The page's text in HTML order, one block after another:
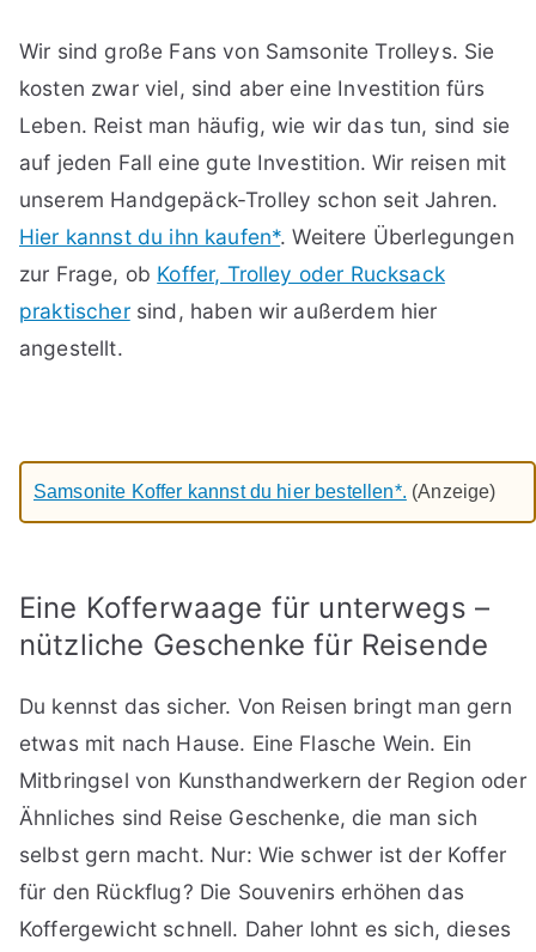
Wir sind große Fans von Samsonite Trolleys. Sie
kosten zwar viel, sind aber eine Investition fürs
Leben. Reist man häufig, wie wir das tun, sind sie
auf jeden Fall eine gute Investition. Wir reisen mit
unserem Handgepäck-Trolley schon seit Jahren.
Hier kannst du ihn kaufen*. Weitere Überlegungen
zur Frage, ob Koffer, Trolley oder Rucksack
praktischersind, haben wir außerdem hier
angestellt.
Samsonite Koffer kannst du hier bestellen*. (Anzeige)
Eine Kofferwaage für unterwegs –
nützliche Geschenke für Reisende
Du kennst das sicher. Von Reisen bringt man gern
etwas mit nach Hause. Eine Flasche Wein. Ein
Mitbringsel von Kunsthandwerkern der Region oder
Ähnliches sind Reise Geschenke, die man sich
selbst gern macht. Nur: Wie schwer ist der Koffer
für den Rückflug? Die Souvenirs erhöhen das
Koffergewicht schnell. Daher lohnt es sich, dieses